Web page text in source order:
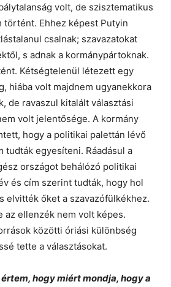
volt, de szisztematikus
történt. Ehhez képest Putyin
csalnak; szavazatokat
s adnak a kormánypártoknak.
Kétségtelenül létezett egy
hiába volt majdnem ugyanekkora
de ravaszul kitalált választási
volt jelentősége. A kormány
hogy a politikai palettán lévő
tudták egyesíteni. Ráadásul a
országot behálózó politikai
és cím szerint tudták, hogy hol
elvitték őket a szavazófülkékhez.
az ellenzék nem volt képes.
közötti óriási különbség
tette a választásokat.
hogy miért mondja, hogy a